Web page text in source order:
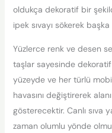
oldukça dekoratif bir
ipek sıvayı sökerek
Yüzlerce renk ve desen
taşlar sayesinde dekoratif
yüzeyde ve her türlü
havasını değiştirerek
gösterecektir. Canlı sıva
zaman olumlu yönde